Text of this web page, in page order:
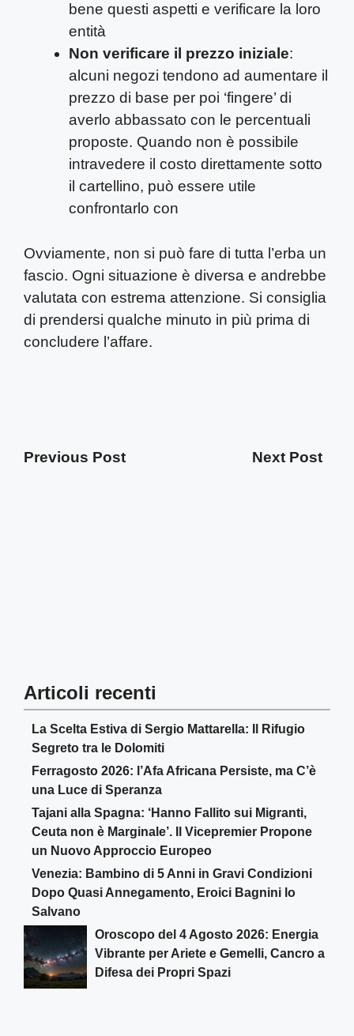
bene questi aspetti e verificare la loro
entità
Non verificare il prezzo iniziale:
alcuni negozi tendono ad aumentare il
prezzo di base per poi ‘fingere’ di
averlo abbassato con le percentuali
proposte. Quando non è possibile
intravedere il costo direttamente sotto
il cartellino, può essere utile
confrontarlo con
Ovviamente, non si può fare di tutta l’erba un
fascio. Ogni situazione è diversa e andrebbe
valutata con estrema attenzione. Si consiglia
di prendersi qualche minuto in più prima di
concludere l’affare.
Previous Post Next Post
Articoli recenti
La Scelta Estiva di Sergio Mattarella: Il Rifugio
Segreto tra le Dolomiti
Ferragosto 2026: l’Afa Africana Persiste, ma C’è
una Luce di Speranza
Tajani alla Spagna: ‘Hanno Fallito sui Migranti,
Ceuta non è Marginale’. Il Vicepremier Propone
un Nuovo Approccio Europeo
Venezia: Bambino di 5 Anni in Gravi Condizioni
Dopo Quasi Annegamento, Eroici Bagnini lo
Salvano
Oroscopo del 4 Agosto 2026: Energia
Vibrante per Ariete e Gemelli, Cancro a
Difesa dei Propri Spazi